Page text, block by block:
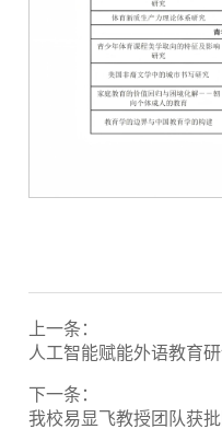
上一条：
下一条：
我校易显飞教授团队获